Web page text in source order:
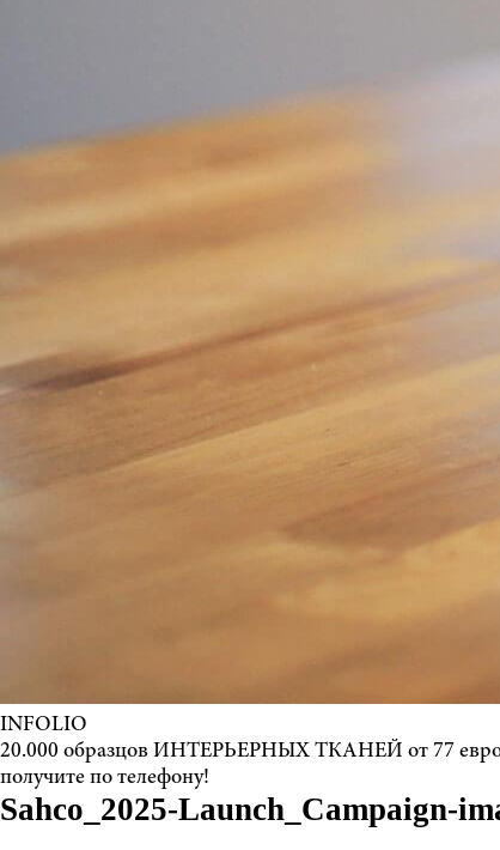
INFOLIO
20.000 образцов ИНТЕРЬЕРНЫХ ТКАНЕЙ от 77
получите по телефону!
Sahco_2025-Launch_Campaign-